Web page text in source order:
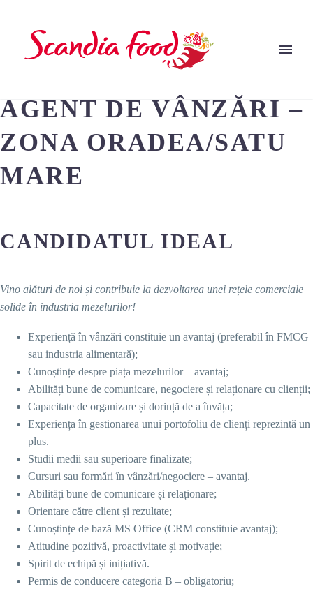
AGENT DE VÂNZĂRI –
ZONA ORADEA/SATU
MARE
CANDIDATUL IDEAL
Vino alături de noi și contribuie la dezvoltarea unei rețele comerciale
solide în industria mezelurilor!
Experiență în vânzări constituie un avantaj (preferabil în FMCG
sau industria alimentară);
Cunoștințe despre piața mezelurilor – avantaj;
Abilități bune de comunicare, negociere și relaționare cu clienții;
Capacitate de organizare și dorință de a învăța;
Experiența în gestionarea unui portofoliu de clienți reprezintă un
plus.
Studii medii sau superioare finalizate;
Cursuri sau formări în vânzări/negociere – avantaj.
Abilități bune de comunicare și relaționare;
Orientare către client și rezultate;
Cunoștințe de bază MS Office (CRM constituie avantaj);
Atitudine pozitivă, proactivitate și motivație;
Spirit de echipă și inițiativă.
Permis de conducere categoria B – obligatoriu;